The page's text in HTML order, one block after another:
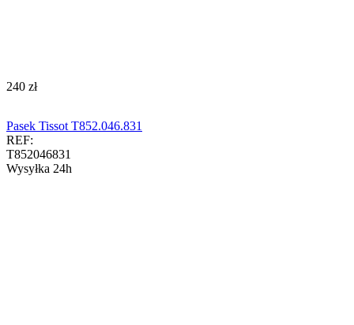
‍240‍ zł
Pasek Tissot T852.046.831
REF:
T852046831
Wysyłka 24h